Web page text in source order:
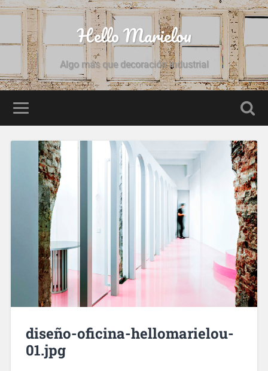
Hello Marielou
Algo más que decoración industrial
diseño-oficina-hellomarielou-
01.jpg